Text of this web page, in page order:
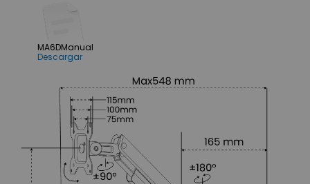
MA6DManual
Descargar